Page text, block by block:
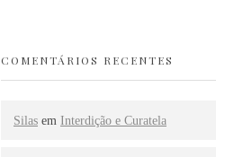
COMENTÁRIOS RECENTES
Silas em Interdição e Curatela